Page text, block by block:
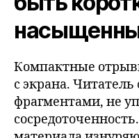
Компактные
с экрана.
фрагментами, не